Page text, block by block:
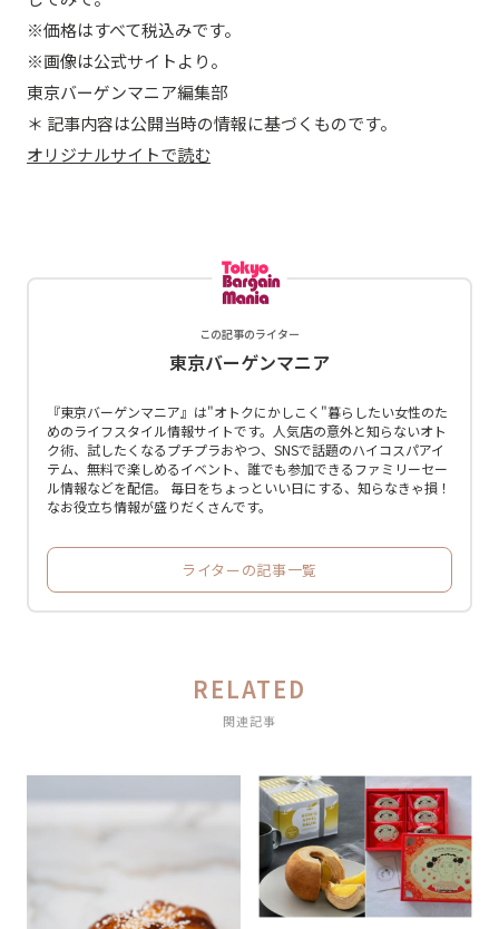
※価格はすべて税込みです。
※画像は公式サイトより。
東京バーゲンマニア編集部
＊ 記事内容は公開当時の情報に基づくものです。
オリジナルサイトで読む
この記事のライター
東京バーゲンマニア
『東京バーゲンマニア』は"オトクにかしこく"暮らしたい女性のた
めのライフスタイル情報サイトです。人気店の意外と知らないオト
ク術、試したくなるプチプラおやつ、SNSで話題のハイコスパアイ
テム、無料で楽しめるイベント、誰でも参加できるファミリーセー
ル情報などを配信。 毎日をちょっといい日にする、知らなきゃ損！
なお役立ち情報が盛りだくさんです。
ライターの記事一覧
RELATED
関連記事